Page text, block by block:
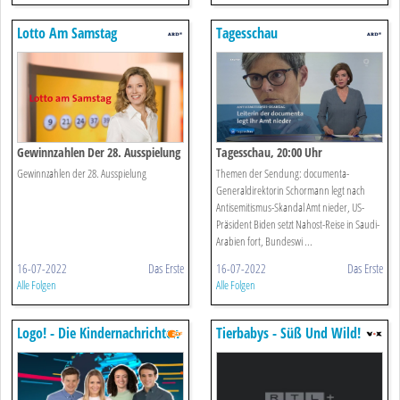
Lotto Am Samstag
Gewinnzahlen Der 28. Ausspielung
Gewinnzahlen der 28. Ausspielung
16-07-2022 Das Erste
Alle Folgen
Tagesschau
Tagesschau, 20:00 Uhr
Themen der Sendung: documenta-
Generaldirektorin Schormann legt nach
Antisemitismus-Skandal Amt nieder, US-
Präsident Biden setzt Nahost-Reise in Saudi-
Arabien fort, Bundeswi ...
16-07-2022 Das Erste
Alle Folgen
Logo! - Die Kindernachrichten
Des Zdf
Tierbabys - Süß Und Wild!